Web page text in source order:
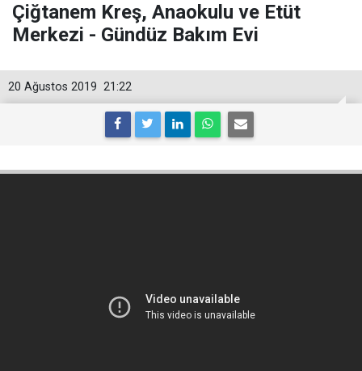
Çiğtanem Kreş, Anaokulu ve Etüt
Merkezi - Gündüz Bakım Evi
21:22
20 Ağustos 2019